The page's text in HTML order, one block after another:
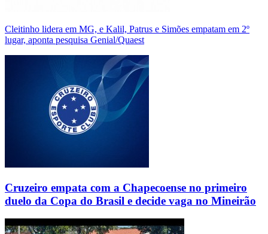
Cleitinho lidera em MG, e Kalil, Patrus e Simões empatam em 2º
lugar, aponta pesquisa Genial/Quaest
Cruzeiro empata com a Chapecoense no primeiro
duelo da Copa do Brasil e decide vaga no Mineirão